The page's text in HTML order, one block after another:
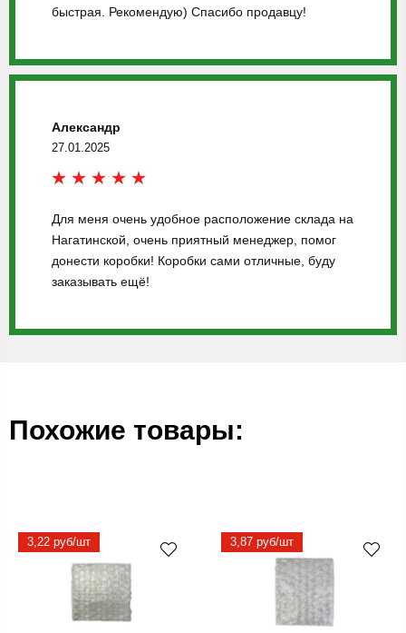
быстрая. Рекомендую) Спасибо продавцу!
Александр
27.01.2025
Для меня очень удобное расположение склада на
Нагатинской, очень приятный менеджер, помог
донести коробки! Коробки сами отличные, буду
заказывать ещё!
Похожие товары:
3,22 руб/шт 3,87 руб/шт